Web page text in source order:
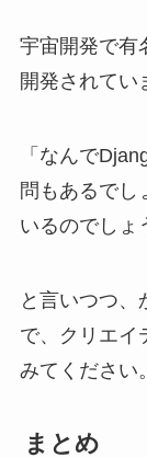
宇宙開発で有
開発されてい
「なんで
問もあるでし
いるのでしょ
と言いつつ、
で、クリエイ
みてください。
まとめ